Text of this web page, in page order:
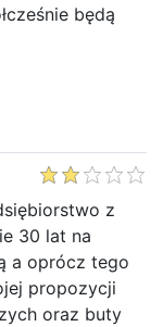
będą
z
30 lat na
a oprócz tego
propozycji
oraz buty